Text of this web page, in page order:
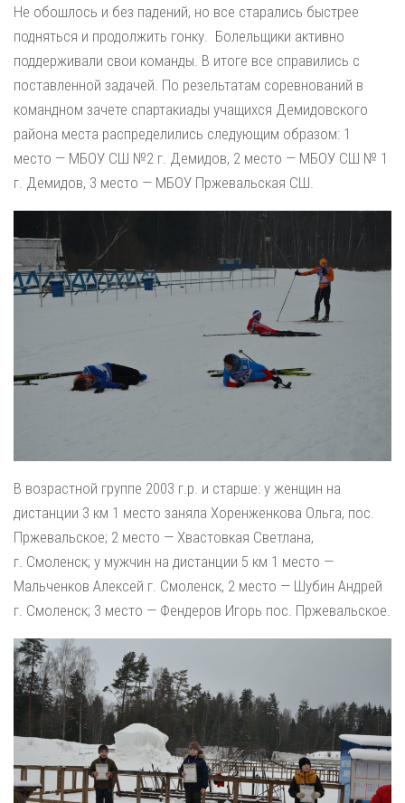
Не обошлось и без падений, но все старались быстрее
подняться и продолжить гонку. Болельщики активно
поддерживали свои команды. В итоге все справились с
поставленной задачей. По резельтатам соревнований в
командном зачете спартакиады учащихся Демидовского
района места распределились следующим образом: 1
место — МБОУ СШ №2 г. Демидов, 2 место — МБОУ СШ № 1
г. Демидов, 3 место — МБОУ Пржевальская СШ.
В возрастной группе 2003 г.р. и старше: у женщин на
дистанции 3 км 1 место заняла Хоренженкова Ольга, пос.
Пржевальское; 2 место — Хвастовкая Светлана,
г. Смоленск; у мужчин на дистанции 5 км 1 место —
Мальченков Алексей г. Смоленск, 2 место — Шубин Андрей
г. Смоленск; 3 место — Фендеров Игорь пос. Пржевальское.